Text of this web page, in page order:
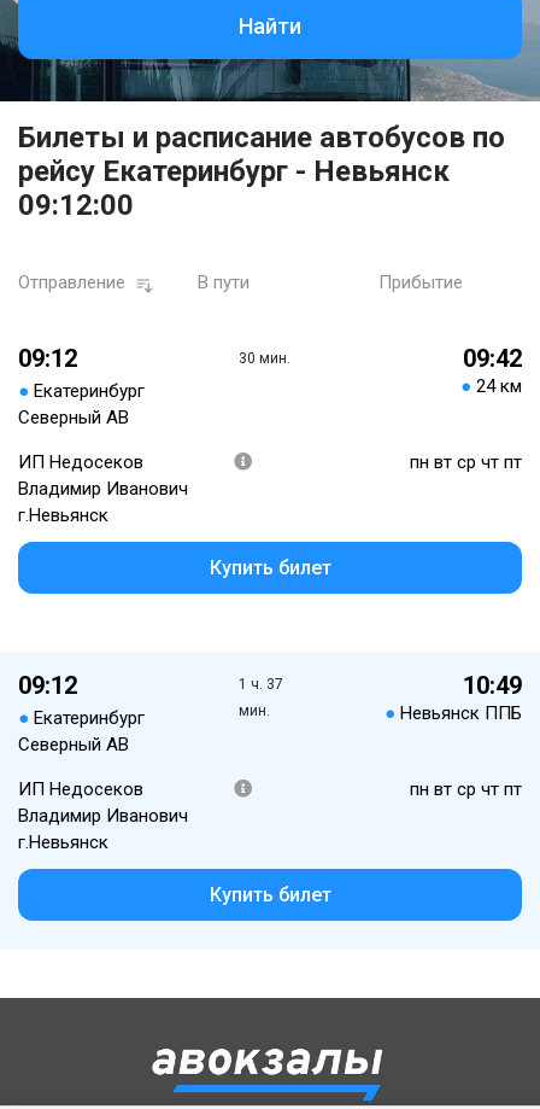
Найти
Билеты и расписание автобусов по
рейсу Екатеринбург - Невьянск
09:12:00
Отправление В пути Прибытие
09:12
● Екатеринбург
Северный АВ
30 мин. 09:42
● 24 км
ИП Недосеков
Владимир Иванович
г.Невьянск
пн вт ср чт пт
Купить билет
09:12
● Екатеринбург
Северный АВ
1 ч. 37
мин.
10:49
● Невьянск ППБ
ИП Недосеков
Владимир Иванович
г.Невьянск
пн вт ср чт пт
Купить билет